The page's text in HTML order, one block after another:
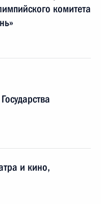
комитета
и кино,